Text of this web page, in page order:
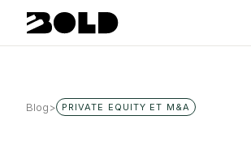
Blog> PRIVATE EQUITY ET M&A